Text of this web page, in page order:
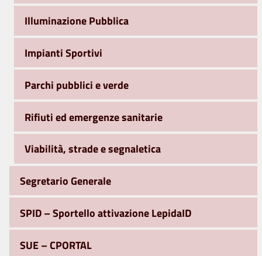
Illuminazione Pubblica
Impianti Sportivi
Parchi pubblici e verde
Rifiuti ed emergenze sanitarie
Viabilità, strade e segnaletica
Segretario Generale
SPID – Sportello attivazione LepidaID
SUE – CPORTAL